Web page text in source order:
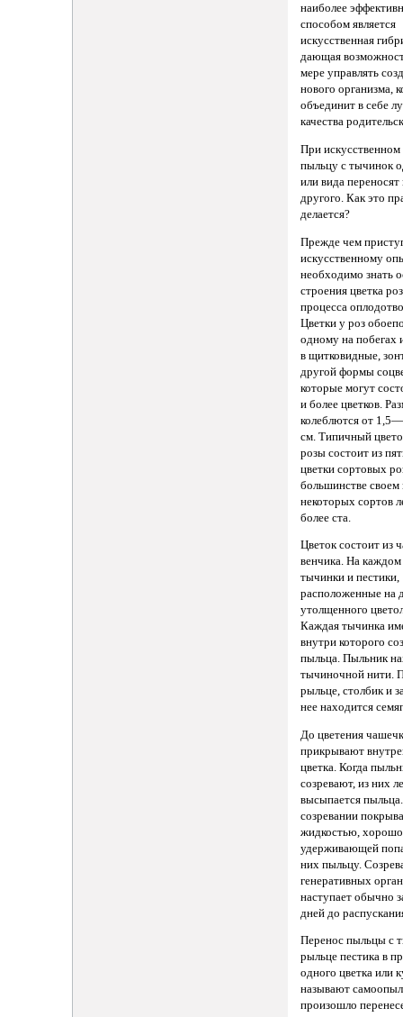
наиболее
способом является
искусственная
дающая
мере управлять
нового организма,
объединит в себе
качества
При
пыльцу с тычинок
или вида переносят
другого. Как это
делается?
Прежде чем
искусственному
необходимо знать
строения цветка
процесса
Цветки у роз
одному на побегах
в щитковидные,
другой формы
которые могут
и более цветков.
колеблются от
см. Типичный
розы состоит из
цветки сортовых
большинстве
некоторых сортов
более ста.
Цветок состоит из
венчика. На каждом
тычинки и пестики,
расположенные на
утолщенного
Каждая тычинка
внутри которого
пыльца. Пыльник
тычиночной нити.
рыльце, столбик и
нее находится
До цветения
прикрывают
цветка. Когда
созревают, из них
высыпается
созревании
жидкостью, хорошо
удерживающей
них пыльцу.
генеративных
наступает обычно
дней до
Перенос пыльцы с
рыльце пестика в
одного цветка или
называют
произошло